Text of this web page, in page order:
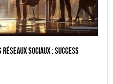
sociaux : success